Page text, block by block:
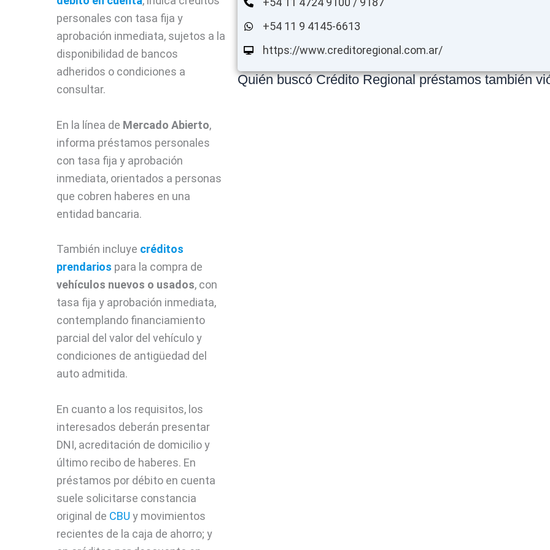
personales con tasa fija y
aprobación inmediata, sujetos a la
disponibilidad de bancos
adheridos o condiciones a
consultar.
En la línea de Mercado Abierto,
informa préstamos personales
con tasa fija y aprobación
inmediata, orientados a personas
que cobren haberes en una
entidad bancaria.
También incluye créditos
prendarios para la compra de
vehículos nuevos o usados, con
tasa fija y aprobación inmediata,
contemplando financiamiento
parcial del valor del vehículo y
condiciones de antigüedad del
auto admitida.
En cuanto a los requisitos, los
interesados deberán presentar
DNI, acreditación de domicilio y
último recibo de haberes. En
préstamos por débito en cuenta
suele solicitarse constancia
original de CBU y movimientos
recientes de la caja de ahorro; y
+54 11 9 4145-6613
https://www.creditoregional.com.ar/
Quién buscó Crédito Regional préstamos también